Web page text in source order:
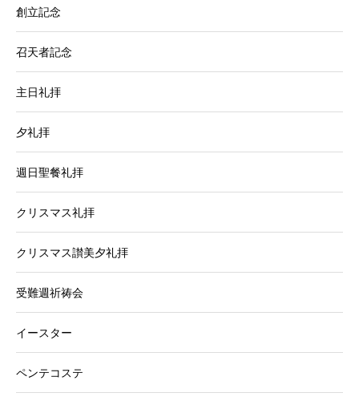
創立記念
召天者記念
主日礼拝
夕礼拝
週日聖餐礼拝
クリスマス礼拝
クリスマス讃美夕礼拝
受難週祈祷会
イースター
ペンテコステ